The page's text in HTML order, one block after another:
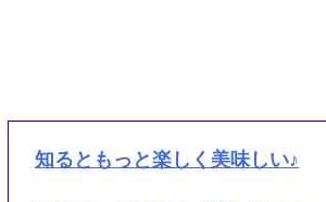
知るともっと楽しく美味しい♪